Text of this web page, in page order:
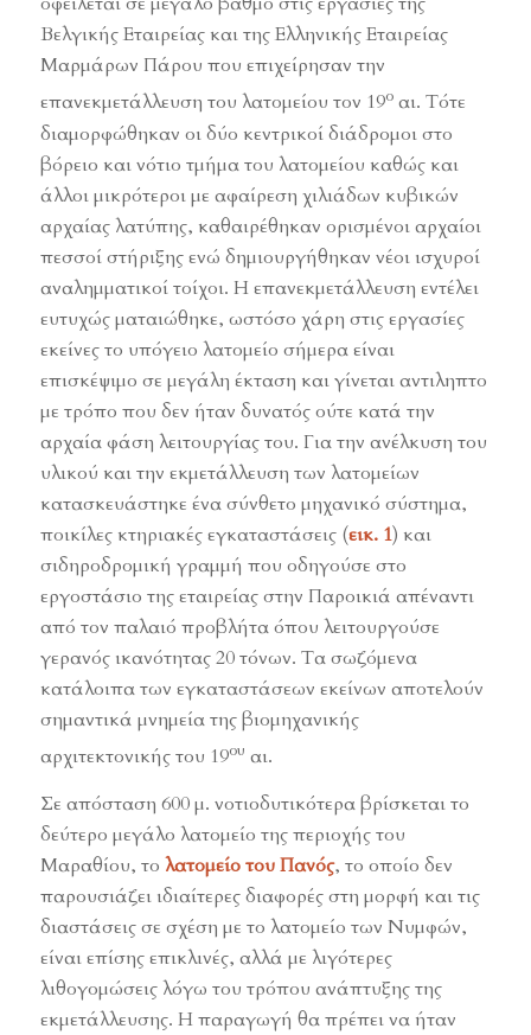
Βελγικής Εταιρείας και της Ελληνικής Εταιρείας
Μαρμάρων Πάρου που επιχείρησαν την
επανεκμετάλλευση του λατομείου τον 19οαι. Τότε
διαμορφώθηκαν οι δύο κεντρικοί διάδρομοι στο
βόρειο και νότιο τμήμα του λατομείου καθώς και
άλλοι μικρότεροι με αφαίρεση χιλιάδων κυβικών
αρχαίας λατύπης, καθαιρέθηκαν ορισμένοι αρχαίοι
πεσσοί στήριξης ενώ δημιουργήθηκαν νέοι ισχυροί
αναλημματικοί τοίχοι. Η επανεκμετάλλευση εντέλει
ευτυχώς ματαιώθηκε, ωστόσο χάρη στις εργασίες
εκείνες το υπόγειο λατομείο σήμερα είναι
επισκέψιμο σε μεγάλη έκταση και γίνεται αντιληπτο
με τρόπο που δεν ήταν δυνατός ούτε κατά την
αρχαία φάση λειτουργίας του. Για την ανέλκυση του
υλικού και την εκμετάλλευση των λατομείων
κατασκευάστηκε ένα σύνθετο μηχανικό σύστημα,
ποικίλες κτηριακές εγκαταστάσεις (εικ. 1) και
σιδηροδρομική γραμμή που οδηγούσε στο
εργοστάσιο της εταιρείας στην Παροικιά απέναντι
από τον παλαιό προβλήτα όπου λειτουργούσε
γερανός ικανότητας 20 τόνων. Τα σωζόμενα
κατάλοιπα των εγκαταστάσεων εκείνων αποτελούν
σημαντικά μνημεία της βιομηχανικής
αρχιτεκτονικής του 19ου αι.
Σε απόσταση 600 μ. νοτιοδυτικότερα βρίσκεται το
δεύτερο μεγάλο λατομείο της περιοχής του
Μαραθίου, το λατομείο του Πανός, το οποίο δεν
παρουσιάζει ιδιαίτερες διαφορές στη μορφή και τις
διαστάσεις σε σχέση με το λατομείο των Νυμφών,
είναι επίσης επικλινές, αλλά με λιγότερες
λιθογομώσεις λόγω του τρόπου ανάπτυξης της
εκμετάλλευσης. Η παραγωγή θα πρέπει να ήταν